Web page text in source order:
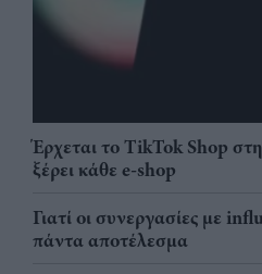
Έρχεται το TikTok Shop
ξέρει κάθε e-shop
Γιατί οι συνεργασίες με
πάντα αποτέλεσμα